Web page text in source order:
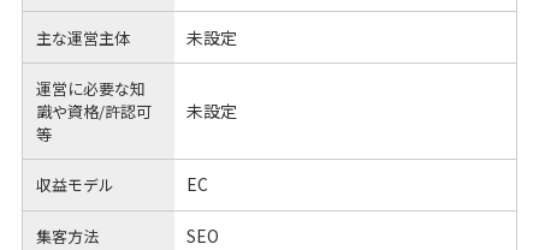
主な運営主体 未設定
運営に必要な知
識や資格/許認可
等
未設定
収益モデル EC
集客方法 SEO